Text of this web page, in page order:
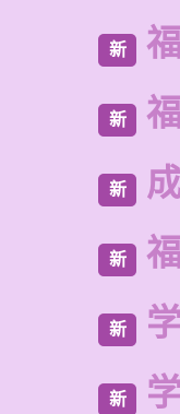
新
新
新
新
新
新